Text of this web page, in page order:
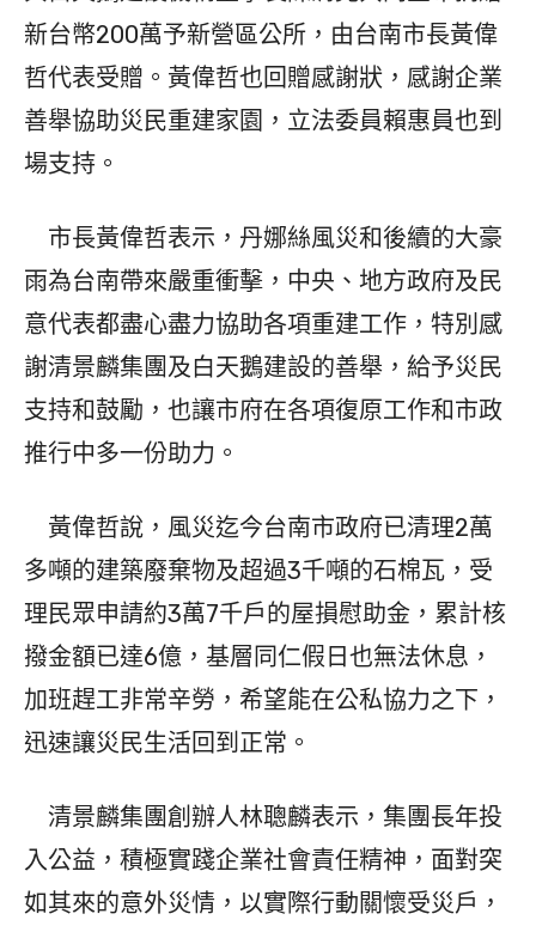
新台幣200萬予新營區公所，由台南市長黃偉
哲代表受贈。黃偉哲也回贈感謝狀，感謝企業
善舉協助災民重建家園，立法委員賴惠員也到
場支持。
市長黃偉哲表示，丹娜絲風災和後續的大豪
雨為台南帶來嚴重衝擊，中央、地方政府及民
意代表都盡心盡力協助各項重建工作，特別感
謝清景麟集團及白天鵝建設的善舉，給予災民
支持和鼓勵，也讓市府在各項復原工作和市政
推行中多一份助力。
黃偉哲說，風災迄今台南市政府已清理2萬
多噸的建築廢棄物及超過3千噸的石棉瓦，受
理民眾申請約3萬7千戶的屋損慰助金，累計核
撥金額已達6億，基層同仁假日也無法休息，
加班趕工非常辛勞，希望能在公私協力之下，
迅速讓災民生活回到正常。
清景麟集團創辦人林聰麟表示，集團長年投
入公益，積極實踐企業社會責任精神，面對突
如其來的意外災情，以實際行動關懷受災戶，